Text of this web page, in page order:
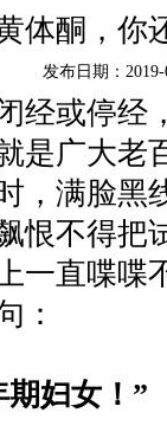
体酮，你
发布日期：2019-
经或停经
是广大老
，满脸黑
恨不得把
一直喋喋
：
妇女！ ”